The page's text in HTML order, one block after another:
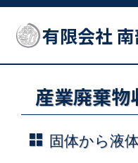
有限会社
産業廃棄物
固体から液